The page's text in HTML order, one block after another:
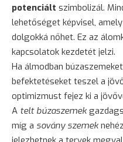
potenciált szimbolizál.
lehetőséget képvisel,
dolgokká nőhet. Ez az
kapcsolatok kezdetét jelzi.
Ha álmodban
befektetéseket teszel a
optimizmust fejez ki a
A telt búzaszemek
míg a sovány szemek